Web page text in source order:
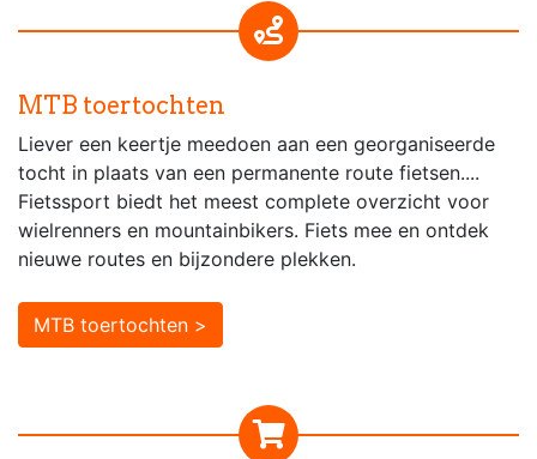
MTB toertochten
Liever een keertje meedoen aan een georganiseerde
tocht in plaats van een permanente route fietsen....
Fietssport biedt het meest complete overzicht voor
wielrenners en mountainbikers. Fiets mee en ontdek
nieuwe routes en bijzondere plekken.
MTB toertochten >